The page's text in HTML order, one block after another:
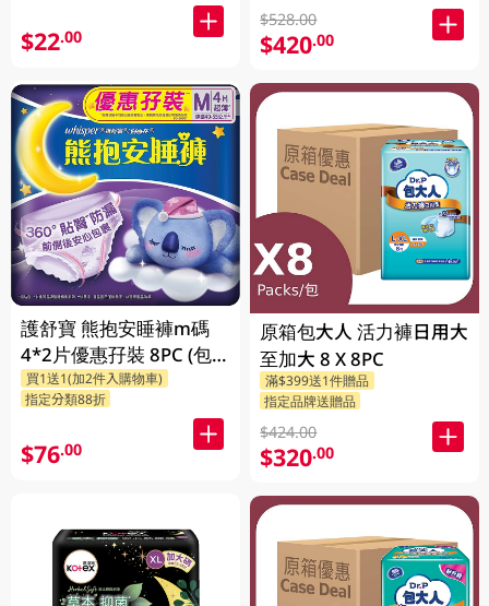
$22.00
護舒寶 熊抱安睡褲m碼
4*2片優惠孖裝 8PC (包
裝隨機發放)
買1送1(加2件入購物車)
指定分類88折
$76.00
$528.00
$420.00
原箱包大人 活力褲日用大
至加大 8 X 8PC
滿$399送1件贈品
指定品牌送贈品
$424.00
$320.00